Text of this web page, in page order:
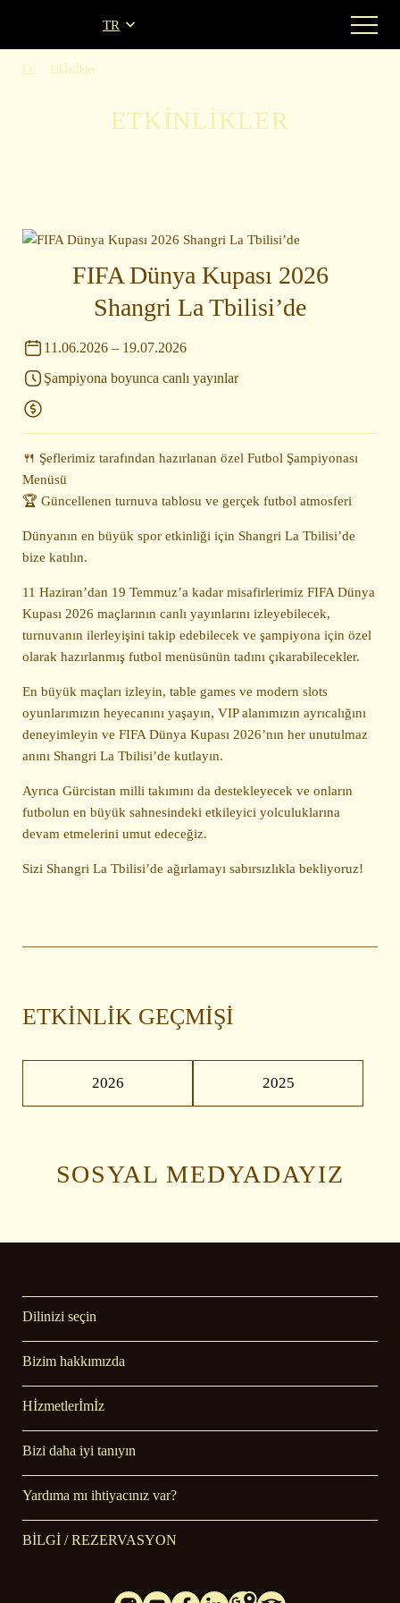
TR
Ev Etkİnlİkler
ETKİNLİKLER
FIFA Dünya Kupası 2026
Shangri La Tbilisi’de
11.06.2026 – 19.07.2026
Şampiyona boyunca canlı yayınlar
🍴 Şeflerimiz tarafından hazırlanan özel Futbol Şampiyonası
Menüsü
🏆 Güncellenen turnuva tablosu ve gerçek futbol atmosferi
Dünyanın en büyük spor etkinliği için Shangri La Tbilisi’de
bize katılın.
11 Haziran’dan 19 Temmuz’a kadar misafirlerimiz FIFA Dünya
Kupası 2026 maçlarının canlı yayınlarını izleyebilecek,
turnuvanın ilerleyişini takip edebilecek ve şampiyona için özel
olarak hazırlanmış futbol menüsünün tadını çıkarabilecekler.
En büyük maçları izleyin, table games ve modern slots
oyunlarımızın heyecanını yaşayın, VIP alanımızın ayrıcalığını
deneyimleyin ve FIFA Dünya Kupası 2026’nın her unutulmaz
anını Shangri La Tbilisi’de kutlayın.
Ayrıca Gürcistan milli takımını da destekleyecek ve onların
futbolun en büyük sahnesindeki etkileyici yolculuklarına
devam etmelerini umut edeceğiz.
Sizi Shangri La Tbilisi’de ağırlamayı sabırsızlıkla bekliyoruz!
ETKİNLİK GEÇMİŞİ
2026 2025
SOSYAL MEDYADAYIZ
Dilinizi seçin
Bizim hakkımızda
Hİzmetlerİmİz
Bizi daha iyi tanıyın
Yardıma mı ihtiyacınız var?
BİLGİ / REZERVASYON